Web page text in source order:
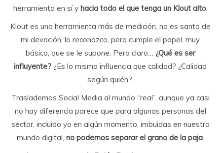
herramienta en sí y hacia todo el que tenga un Klout alto.
Klout es una herramienta más de medición, no es santo de
mi devoción, lo reconozco, pero cumple el papel, muy
básico, que se le supone. Pero claro… ¿Qué es ser
influyente? ¿Es lo mismo influencia que calidad? ¿Calidad
según quién?.
Traslademos Social Media al mundo “real”, aunque ya casi
no hay diferencia parece que para algunas personas del
sector, incluido yo en algún momento, imbuidas en nuestro
mundo digital, no podemos separar el grano de la paja.